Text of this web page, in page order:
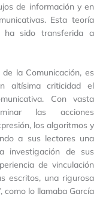
de información y en
Esta teoría
ha sido transferida a
la Comunicación, es
altísima criticidad el
Con vasta
las acciones
los algoritmos y
a sus lectores una
investigación de sus
de vinculación
escritos, una rigurosa
como lo llamaba García